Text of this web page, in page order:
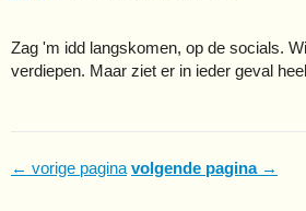
Zag 'm idd langskomen, op de socials.
verdiepen. Maar ziet er in ieder geval
← vorige pagina volgende pagina →